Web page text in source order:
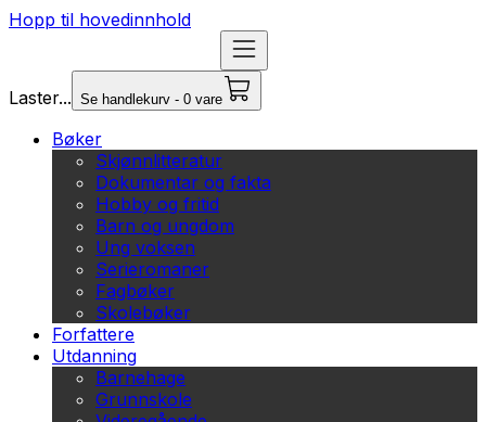
Hopp til hovedinnhold
Laster... Se handlekurv - 0 vare
Bøker
Skjønnlitteratur
Dokumentar og fakta
Hobby og fritid
Barn og ungdom
Ung voksen
Serieromaner
Fagbøker
Skolebøker
Forfattere
Utdanning
Barnehage
Grunnskole